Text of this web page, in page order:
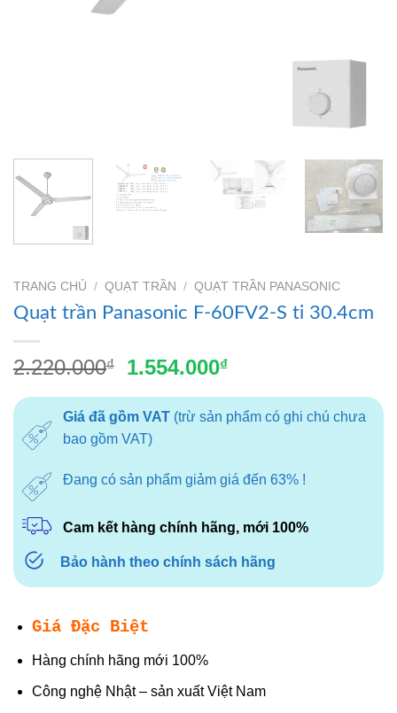
TRANG CHỦ / QUẠT TRẦN / QUẠT TRẦN PANASONIC
Quạt trần Panasonic F-60FV2-S ti 30.4cm
2.220.000₫
Giá
là:
2.220.000₫.
1.554.000₫Giá
tại
là:
Giá đã gồm VAT(trừ sản phẩm có ghi chú chưa
bao gồm VAT)
Đang có sản phẩm giảm giá đến 63% !
Cam kết hàng chính hãng, mới 100%
Bảo hành theo chính sách hãng
Giá Đặc Biệt
Hàng chính hãng mới 100%
Công nghệ Nhật – sản xuất Việt Nam